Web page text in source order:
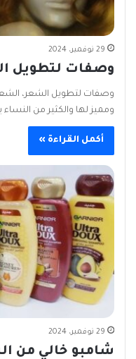
29 نوفمبر، 2024
وصفات لتطويل
وصفات لتطويل الشعر،
ومميز لها والكثير من
أكمل القراءة »
29 نوفمبر، 2024
شامبو خالي من